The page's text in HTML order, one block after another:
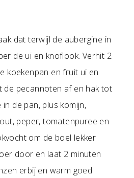
dat terwijl de aubergine in
de ui en knoflook. Verhit 2
koekenpan en fruit ui en
de pecannoten af en hak tot
de pan, plus komijn,
peper, tomatenpuree en
om de boel lekker
door en laat 2 minuten
erbij en warm goed